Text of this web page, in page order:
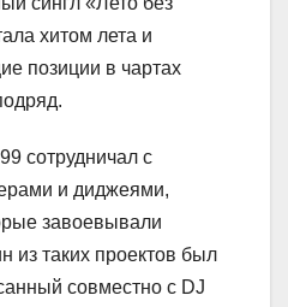
хитом лета и
позиции в чартах
сотрудничал с
и диджеями,
завоевывали
из таких проектов был
совместно с DJ